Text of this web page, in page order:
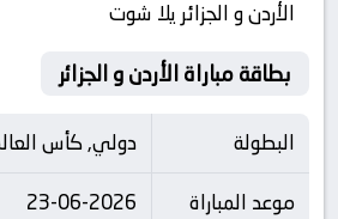
الأردن و الجزائر يلا شوت
بطاقة مباراة الأردن و الجزائر
البطولة
دولي, كأس
موعد المباراة
23-06-2026